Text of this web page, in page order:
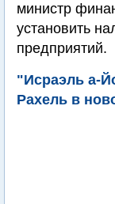
министр
установить
предприятий.
"Исраэль а-
Рахель в